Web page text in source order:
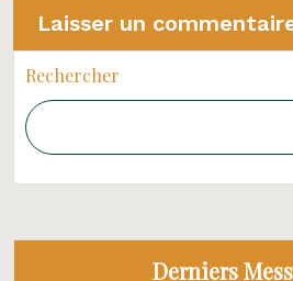
Rechercher
Derniers